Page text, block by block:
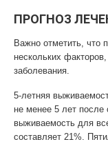
ПРОГНОЗ
Важно отметить, что
нескольких
заболевания.
5-летняя
не менее 5 лет после
выживаемость для
составляет 21%.